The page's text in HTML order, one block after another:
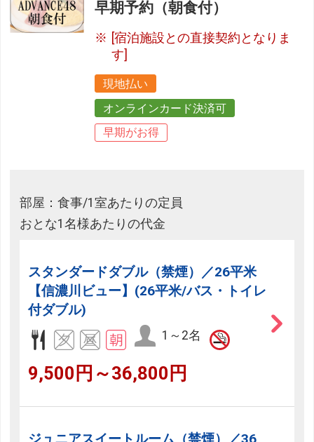
早期予約（朝食付）
[宿泊施設との直接契約となりま
す]
現地払い
オンラインカード決済可
早期がお得
部屋：食事/1室あたりの定員
おとな1名様あたりの代金
スタンダードダブル（禁煙）／26平米
【信濃川ビュー】(26平米/バス・トイレ
付ダブル)
1～2名
9,500円～36,800円